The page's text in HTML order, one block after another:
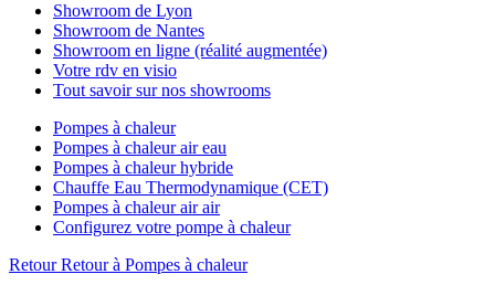
Showroom de Lyon
Showroom de Nantes
Showroom en ligne (réalité augmentée)
Votre rdv en visio
Tout savoir sur nos showrooms
Pompes à chaleur
Pompes à chaleur air eau
Pompes à chaleur hybride
Chauffe Eau Thermodynamique (CET)
Pompes à chaleur air air
Configurez votre pompe à chaleur
Retour Retour à Pompes à chaleur